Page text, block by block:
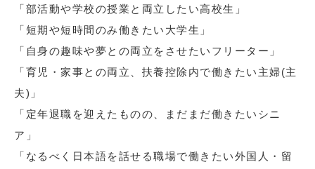
「部活動や学校の授業と両立したい高校生」
「短期や短時間のみ働きたい大学生」
「自身の趣味や夢との両立をさせたいフリーター」
「育児・家事との両立、扶養控除内で働きたい主婦(主
夫)」
「定年退職を迎えたものの、まだまだ働きたいシニ
ア」
「なるべく日本語を話せる職場で働きたい外国人・留